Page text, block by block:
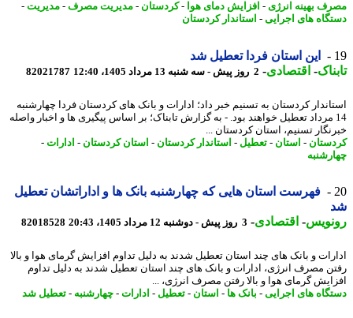
بهینه انرژی-افزایش دمای هوا-کردستان-مدیریت مصرف- مدیریت-
های اجرایی- استاندار کردستان
این استان فردا تعطیل شد
-اقتصادی-2 روز پیش - سه شنبه 13 مرداد 1405، 12:40 82021787
کردستان به تسنیم خبر داد؛ ادارات و بانک های کردستان فردا چهارشنبه
مرداد تعطیل خواهند بود. - به گزارش تابناک؛ بر اساس پیگیری ها و اخبار واصله
تسنیم، استان کردستان ...
-استان-تعطیل-استاندار کردستان-استان کردستان-ادارات -
فهرست استان هایی که چهارشنبه بانک ها و اداراتشان تعطیل
-اقتصادی-3 روز پیش - دوشنبه 12 مرداد 1405، 20:43 82018528
و بانک های چند استان تعطیل شدند به دلیل تداوم افزایش گرمای هوا و بالا
مصرف انرژی، ادارات و بانک های چند استان تعطیل شدند به دلیل تداوم
گرمای هوا و بالا رفتن مصرف انرژی، ...
های اجرایی- بانک ها- استان-تعطیل-ادارات - چهارشنبه-تعطیل شد